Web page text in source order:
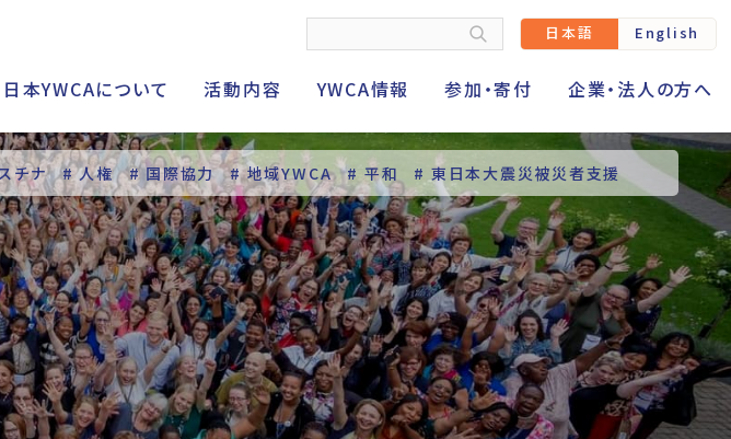
日本語 English
日本YWCAについて 活動内容 YWCA情報 参加・寄付 企業・法人の方へ
チナ # 人権 # 国際協力 # 地域YWCA # 平和 # 東日本大震災被災者支援